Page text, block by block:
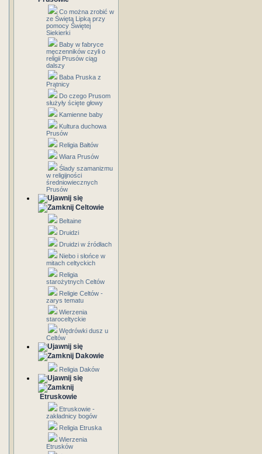
Co można zrobić w
ze Świętą Lipką przy
pomocy Świętej
Siekierki
Baby w fabryce
męczenników czyli o
religii Prusów ciąg
dalszy
Baba Pruska z
Prątnicy
Do czego Prusom
służyły ścięte głowy
Kamienne baby
Kultura duchowa
Prusów
Religia Bałtów
Wiara Prusów
Ślady szamanizmu
w religijności
średniowiecznych
Prusów
Celtowie
Beltaine
Druidzi
Druidzi w źródłach
Niebo i słońce w
mitach celtyckich
Religia
starożytnych Celtów
Religie Celtów -
zarys tematu
Wierzenia
staroceltyckie
Wędrówki dusz u
Celtów
Dakowie
Religia Daków
Etruskowie
Etruskowie -
zakładnicy bogów
Religia Etruska
Wierzenia
Etrusków